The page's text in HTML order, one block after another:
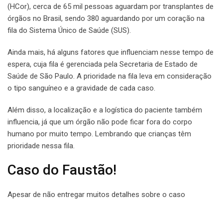
(HCor), cerca de 65 mil pessoas aguardam por transplantes de
órgãos no Brasil, sendo 380 aguardando por um coração na
fila do Sistema Único de Saúde (SUS).
Ainda mais, há alguns fatores que influenciam nesse tempo de
espera, cuja fila é gerenciada pela Secretaria de Estado de
Saúde de São Paulo. A prioridade na fila leva em consideração
o tipo sanguíneo e a gravidade de cada caso.
Além disso, a localização e a logística do paciente também
influencia, já que um órgão não pode ficar fora do corpo
humano por muito tempo. Lembrando que crianças têm
prioridade nessa fila.
Caso do Faustão!
Apesar de não entregar muitos detalhes sobre o caso